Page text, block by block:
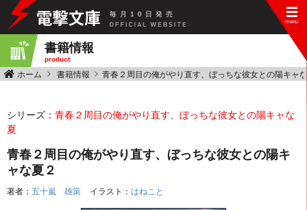
毎 月 10 日 発 売
書籍情報
product
ホーム 書籍情報 青春２周目の俺がやり直す、ぼっちな彼女との陽キャ
シリーズ： 青春２周目の俺がやり直す、ぼっちな彼女との陽キャな
夏
青春２周目の俺がやり直す、ぼっちな彼女との陽キ
ャな夏２
著者： 五十嵐 雄策 イラスト： はねこと